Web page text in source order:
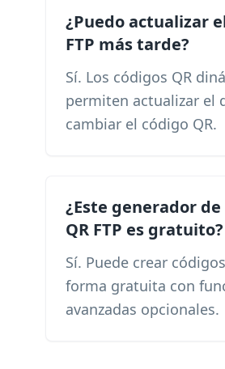
¿Puedo actualizar
FTP más tarde?
Sí. Los códigos QR
permiten actualizar el
cambiar el código QR.
¿Este generador
QR FTP es gratuito?
Sí. Puede crear
forma gratuita con
avanzadas opcionales.